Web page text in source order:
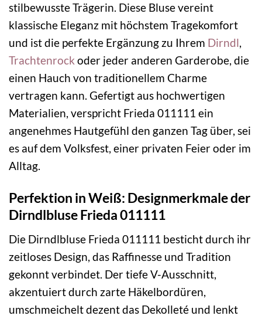
stilbewusste Trägerin. Diese Bluse vereint
klassische Eleganz mit höchstem Tragekomfort
und ist die perfekte Ergänzung zu Ihrem Dirndl,
Trachtenrock oder jeder anderen Garderobe, die
einen Hauch von traditionellem Charme
vertragen kann. Gefertigt aus hochwertigen
Materialien, verspricht Frieda 011111 ein
angenehmes Hautgefühl den ganzen Tag über, sei
es auf dem Volksfest, einer privaten Feier oder im
Alltag.
Perfektion in Weiß: Designmerkmale der
Dirndlbluse Frieda 011111
Die Dirndlbluse Frieda 011111 besticht durch ihr
zeitloses Design, das Raffinesse und Tradition
gekonnt verbindet. Der tiefe V-Ausschnitt,
akzentuiert durch zarte Häkelbordüren,
umschmeichelt dezent das Dekolleté und lenkt